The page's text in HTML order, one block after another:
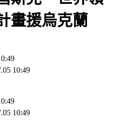
斯克 世界領
畫援烏克蘭